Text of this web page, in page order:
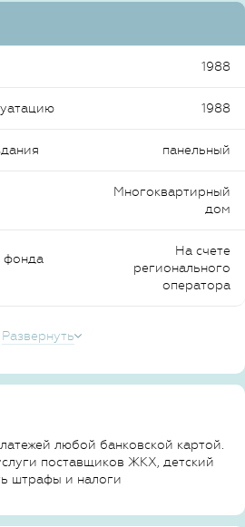
1988
1988
панельный
Многоквартирный
дом
фонда
На счете
регионального
оператора
Развернуть
любой банковской картой.
поставщиков ЖКХ, детский
штрафы и налоги